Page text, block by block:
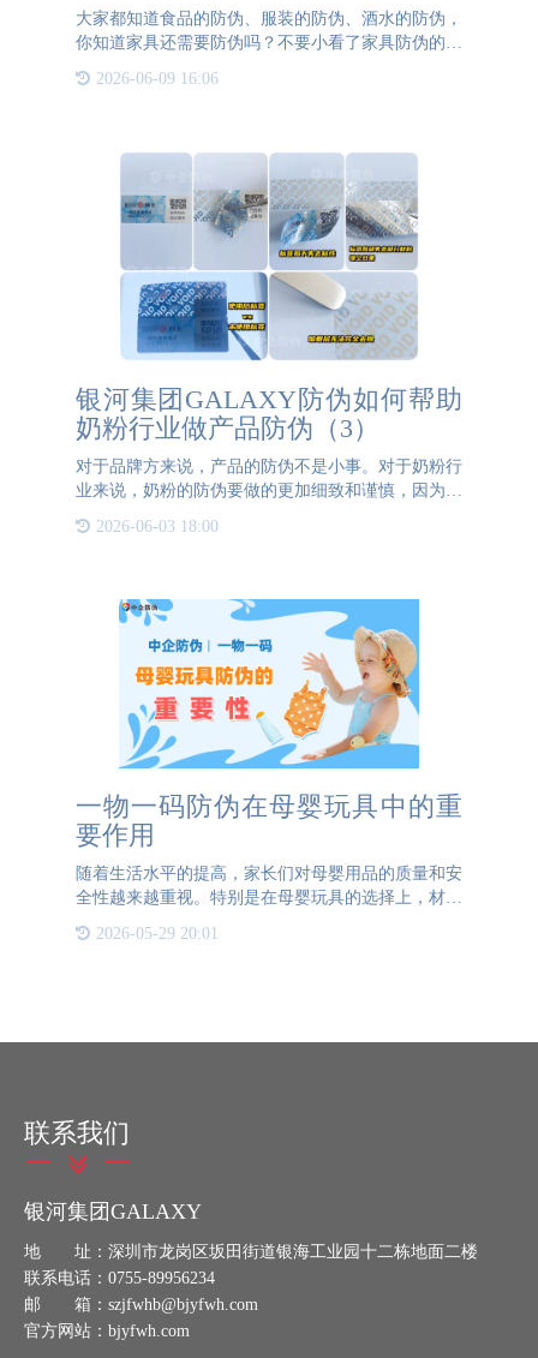
大家都知道食品的防伪、服装的防伪、酒水的防伪，
你知道家具还需要防伪吗？不要小看了家具防伪的重
要性。家具防伪在保护消费者及厂家权益方面有着很
大的用处。正品的家具用板材优秀的材质来制作生
2026-06-09 16:06
银河集团GALAXY防伪如何帮助
奶粉行业做产品防伪（3）
对于品牌方来说，产品的防伪不是小事。对于奶粉行
业来说，奶粉的防伪要做的更加细致和谨慎，因为这
关乎到百万新生儿的身体健康。只有正品把防伪做到
极致，才不会让不良商贩有可乘之机。保护品牌的同
2026-06-03 18:00
一物一码防伪在母婴玩具中的重
要作用
随着生活水平的提高，家长们对母婴用品的质量和安
全性越来越重视。特别是在母婴玩具的选择上，材质
的安全性直接关系到宝宝的健康。然而，市场上充斥
着大量的伪劣产品，这些产品的材质可能含有有害物
2026-05-29 20:01
联系我们
银河集团GALAXY
地 址：深圳市龙岗区坂田街道银海工业园十二栋地面二楼
联系电话：0755-89956234
邮 箱：szjfwhb@bjyfwh.com
官方网站：bjyfwh.com